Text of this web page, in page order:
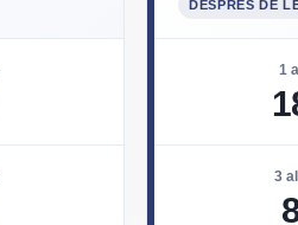
DESPRÉS DE
1
3